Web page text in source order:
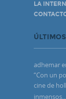
LA
adhemar
“Con un
cine de
inmensos…